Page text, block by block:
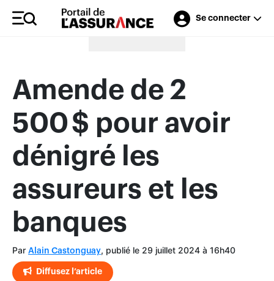
Se connecter
Merci à nos annonceurs
Amende de 2
500 $ pour avoir
dénigré les
assureurs et les
banques
Par Alain Castonguay, publié le 29 juillet 2024 à 16h40
Diffusez l’article